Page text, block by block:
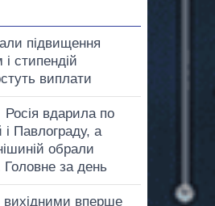
підвищення
стипендій
виплати
Росія вдарила по
і Павлограду, а
обрали
Головне за день
вперше